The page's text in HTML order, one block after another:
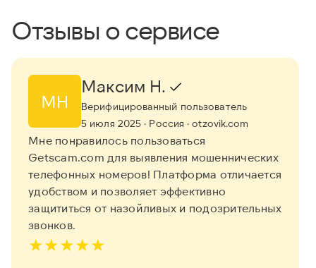
Отзывы о сервисе
МН
Максим Н.
Верифицированный пользователь
5 июля 2025 · Россия · otzovik.com
Мне понравилось пользоваться
Getscam.com для выявления мошеннических
телефонных номеров! Платформа отличается
удобством и позволяет эффективно
защититься от назойливых и подозрительных
звонков.
★★★★★